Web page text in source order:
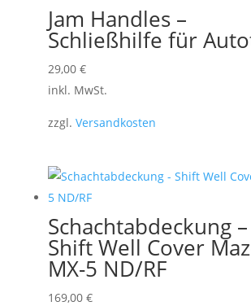
Die
Optionen
können
Jam Handles –
Schließhilfe für
29,00 €
mehrere
auf.
Optionen
können
auf
der
inkl. MwSt.
zzgl. Versandkosten
Schachtabdeckung –
Shift Well Cover
MX-5 ND/RF
169,00 €